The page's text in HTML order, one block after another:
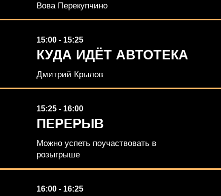
Вова Перекупчино
15:00 - 15:25
КУДА ИДЁТ АВТОТЕКА
Дмитрий Крылов
15:25 - 16:00
ПЕРЕРЫВ
Можно успеть поучаствовать в
розыгрыше
16:00 - 16:25